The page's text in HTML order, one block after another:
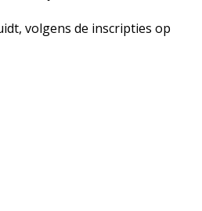
volgens de inscripties op